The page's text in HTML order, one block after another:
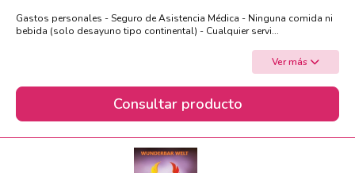
Gastos personales - Seguro de Asistencia Médica - Ninguna comida ni
bebida (solo desayuno tipo continental) - Cualquier servi...
Ver más
Consultar producto